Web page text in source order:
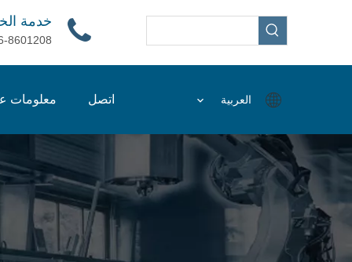
خدمة
8601208
اتصل معلومات العربية